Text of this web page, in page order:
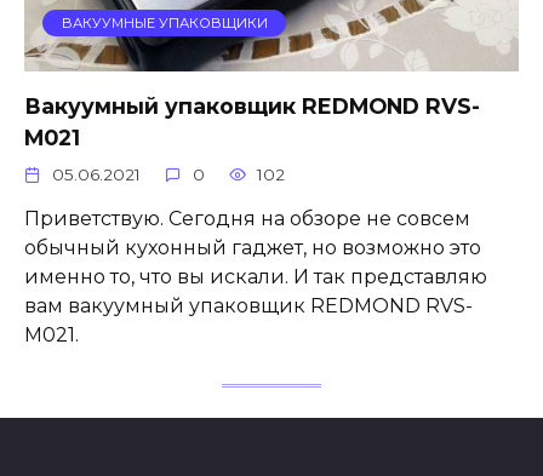
ВАКУУМНЫЕ УПАКОВЩИКИ
Вакуумный упаковщик REDMOND RVS-
M021
05.06.2021 0 102
Приветствую. Сегодня на обзоре не совсем
обычный кухонный гаджет, но возможно это
именно то, что вы искали. И так представляю
вам вакуумный упаковщик REDMOND RVS-
M021.